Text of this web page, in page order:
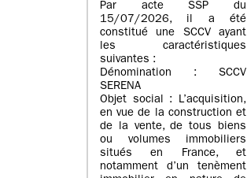
Par acte SSP du
15/07/2026, il a été
constitué une SCCV ayant
les caractéristiques
suivantes :
Dénomination : SCCV
SERENA
Objet social : L’acquisition,
en vue de la construction et
de la vente, de tous biens
ou volumes immobiliers
situés en France, et
notamment d’un tenèment